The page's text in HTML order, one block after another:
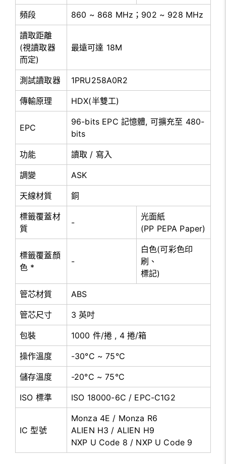
頻段 860 ~ 868 MHz；902 ~ 928 MHz
讀取距離
(視讀取器
而定)
最遠可達 18M
測試讀取器 1PRU258A0R2
傳輸原理 HDX(半雙工)
EPC
96-bits EPC 記憶體, 可擴充至 480-
bits
功能 讀取 / 寫入
調變 ASK
天線材質 銅
標籤覆蓋材
質
-
光面紙
(PP PEPA Paper)
標籤覆蓋顏
色 *
-
白色(可彩色印
刷、
標記)
管芯材質 ABS
管芯尺寸 3 英吋
包裝 1000 件/捲 , 4 捲/箱
操作溫度 -30°C ~ 75°C
儲存溫度 -20°C ~ 75°C
ISO 標準 ISO 18000-6C / EPC-C1G2
IC 型號
Monza 4E / Monza R6
ALIEN H3 / ALIEN H9
NXP U Code 8 / NXP U Code 9